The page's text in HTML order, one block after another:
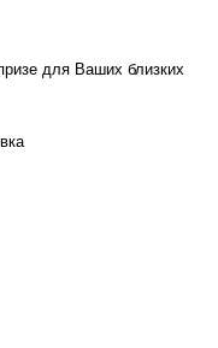
для Ваших близких